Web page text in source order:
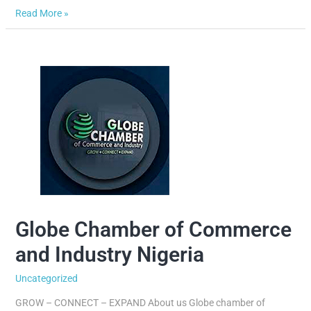
Read More »
Globe Chamber of Commerce
and Industry Nigeria
Uncategorized
GROW – CONNECT – EXPAND About us Globe chamber of
Globe
Chamber
of
and
Industry